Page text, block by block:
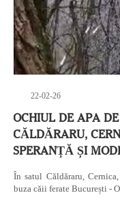
22-02-26
OCHIUL DE APA
CĂLDĂRARU,
SPERANȚĂ ȘI
În satul Căldăraru,
buza căii ferate București -